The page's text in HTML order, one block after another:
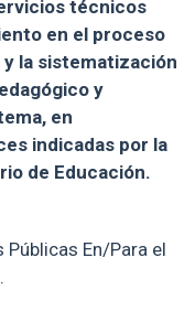
técnicos
en el proceso
la sistematización
y
en
indicadas por la
de Educación.
En/Para el